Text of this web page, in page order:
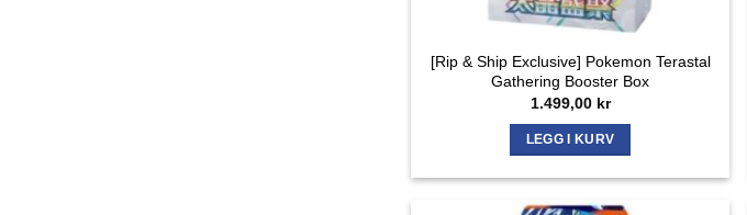
[Rip & Ship Exclusive] Pokemon Terastal
Gathering Booster Box
1.499,00 kr
LEGG I KURV